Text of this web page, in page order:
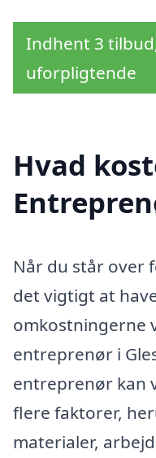
Indhent 3
uforpligtende
Hvad
Når du står over
det vigtigt at
omkostningerne
entreprenør i
entreprenør kan
flere faktorer,
materialer,